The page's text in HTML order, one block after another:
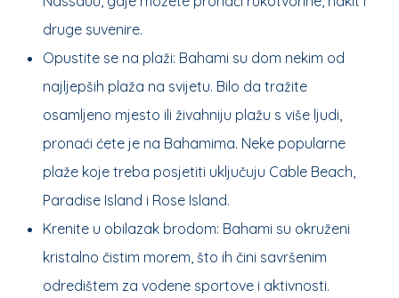
druge suvenire.
Opustite se na plaži: Bahami su dom nekim od
najljepših plaža na svijetu. Bilo da tražite
osamljeno mjesto ili živahniju plažu s više ljudi,
pronaći ćete je na Bahamima. Neke popularne
plaže koje treba posjetiti uključuju Cable Beach,
Paradise Island i Rose Island.
Krenite u obilazak brodom: Bahami su okruženi
kristalno čistim morem, što ih čini savršenim
odredištem za vodene sportove i aktivnosti.